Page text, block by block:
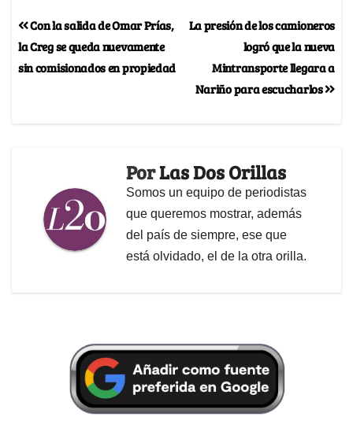
La presión de los camioneros
logró que la nueva
Mintransporte llegara a
Nariño para escucharlos
Con la salida de Omar Prías,
la Creg se queda nuevamente
sin comisionados en propiedad
PorLas Dos Orillas
Somos un equipo de periodistas
que queremos mostrar, además
del país de siempre, ese que
está olvidado, el de la otra orilla.